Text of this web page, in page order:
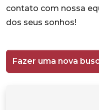
contato com nossa
dos seus sonhos!
Fazer uma nova